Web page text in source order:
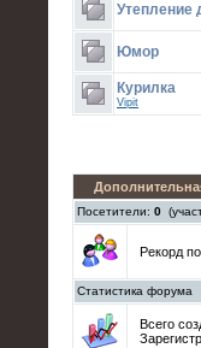
Утепление
Юмор
Курилка
Vipit
Посетители: 0
Рекорд
Статистика форума
Всего